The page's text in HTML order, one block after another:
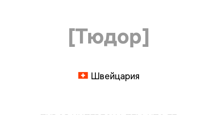
[Тюдор]
Швейцария